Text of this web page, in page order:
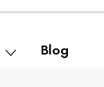
Blog